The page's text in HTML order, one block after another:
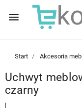
menu
Start Akcesoria
Uchwyt
czarny
|